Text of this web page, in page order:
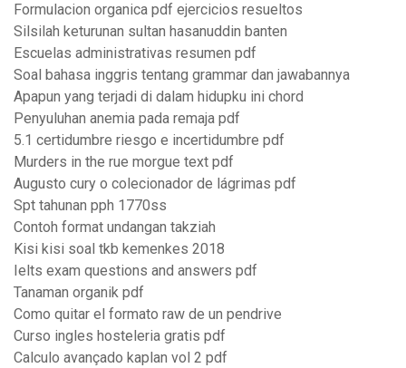
Formulacion organica pdf ejercicios resueltos
Silsilah keturunan sultan hasanuddin banten
Escuelas administrativas resumen pdf
Soal bahasa inggris tentang grammar dan jawabannya
Apapun yang terjadi di dalam hidupku ini chord
Penyuluhan anemia pada remaja pdf
5.1 certidumbre riesgo e incertidumbre pdf
Murders in the rue morgue text pdf
Augusto cury o colecionador de lágrimas pdf
Spt tahunan pph 1770ss
Contoh format undangan takziah
Kisi kisi soal tkb kemenkes 2018
Ielts exam questions and answers pdf
Tanaman organik pdf
Como quitar el formato raw de un pendrive
Curso ingles hosteleria gratis pdf
Calculo avançado kaplan vol 2 pdf